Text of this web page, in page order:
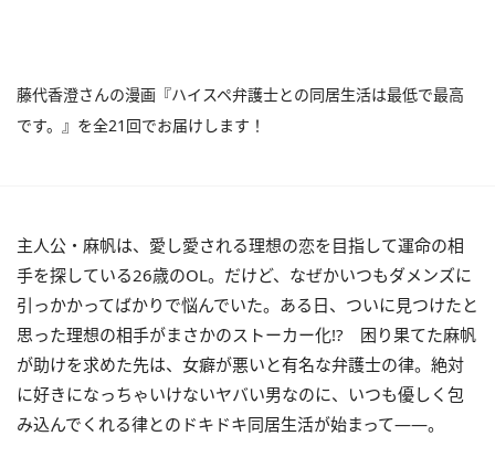
藤代香澄さんの漫画『ハイスペ弁護士との同居生活は最低で最高
です。』を全21回でお届けします！
主人公・麻帆は、愛し愛される理想の恋を目指して運命の相
手を探している26歳のOL。だけど、なぜかいつもダメンズに
引っかかってばかりで悩んでいた。ある日、ついに見つけたと
思った理想の相手がまさかのストーカー化!? 困り果てた麻帆
が助けを求めた先は、女癖が悪いと有名な弁護士の律。絶対
に好きになっちゃいけないヤバい男なのに、いつも優しく包
み込んでくれる律とのドキドキ同居生活が始まって――。